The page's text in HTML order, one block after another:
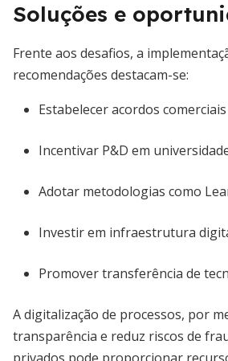
Soluções e
Frente aos desafios, a
recomendações destacam-se:
Estabelecer acordos
Incentivar P&D em
Adotar metodologias como
Investir em infraestrutura
Promover transferência de
A digitalização de processos, por
transparência e reduz riscos de